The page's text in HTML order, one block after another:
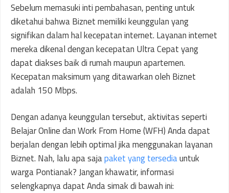
Sebelum memasuki inti pembahasan, penting untuk
diketahui bahwa Biznet memiliki keunggulan yang
signifikan dalam hal kecepatan internet. Layanan internet
mereka dikenal dengan kecepatan Ultra Cepat yang
dapat diakses baik di rumah maupun apartemen.
Kecepatan maksimum yang ditawarkan oleh Biznet
adalah 150 Mbps.
Dengan adanya keunggulan tersebut, aktivitas seperti
Belajar Online dan Work From Home (WFH) Anda dapat
berjalan dengan lebih optimal jika menggunakan layanan
Biznet. Nah, lalu apa sajapaket yang tersediauntuk
warga Pontianak? Jangan khawatir, informasi
selengkapnya dapat Anda simak di bawah ini: